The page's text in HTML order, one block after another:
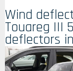
Wind
Touareg III
deflectors